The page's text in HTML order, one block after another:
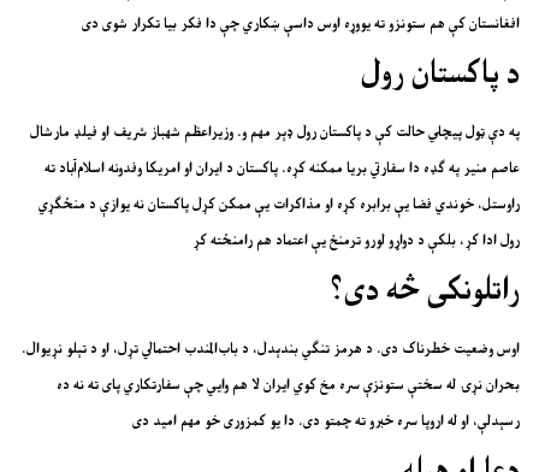
افغانستان کې هم ستونزو ته یووړه اوس داسې ښکاري چې دا فکر بیا تکرار شوی دی
د پاکستان رول
په دې ټول پیچلي حالت کې د پاکستان رول ډېر مهم و. وزیراعظم شهباز شریف او فیلډ مارشال
عاصم منیر په ګډه دا سفارتي بریا ممکنه کړه. پاکستان د ایران او امریکا وفدونه اسلام‌آباد ته
راوستل، خوندي فضا یې برابره کړه او مذاکرات یې ممکن کړل پاکستان نه یوازې د منځګړي
رول ادا کړ، بلکې د دواړو لورو ترمنځ یې اعتماد هم رامنځته کړ
راتلونکی څه دی؟
.اوس وضعیت خطرناک دی. د هرمز تنګي بندېدل، د باب‌المندب احتمالي تړل، او د تېلو نړیوال
بحران نړۍ له سختې ستونزې سره مخ کوي ایران لا هم وایي چې سفارتکاري پای ته نه ده
رسېدلې، او له اروپا سره خبرو ته چمتو دی. دا یو کمزوری خو مهم امید دی